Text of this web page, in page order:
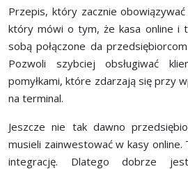
Przepis, który zacznie
który mówi o tym, że kasa online i
sobą połączone da
Pozwoli szybciej obsługiwać
pomyłkami, które zdarzają się przy
na terminal.
Jeszcze nie tak dawno
musieli zainwestować w kasy online.
integrację. Dlatego dobrze